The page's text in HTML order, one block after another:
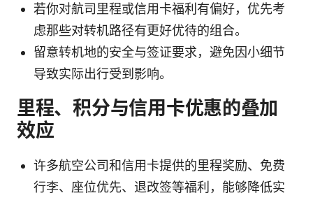
若你对航司里程或信用卡福利有偏好，优先考
虑那些对转机路径有更好优待的组合。
留意转机地的安全与签证要求，避免因小细节
导致实际出行受到影响。
里程、积分与信用卡优惠的叠加
效应
许多航空公司和信用卡提供的里程奖励、免费
行李、座位优先、退改签等福利，能够降低实